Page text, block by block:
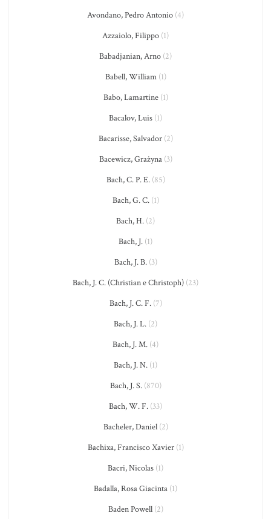
Avondano, Pedro Antonio (4)
Azzaiolo, Filippo (1)
Babadjanian, Arno (2)
Babell, William(1)
Babo, Lamartine(1)
Bacalov, Luis (1)
Bacarisse, Salvador(2)
Bacewicz, Grażyna(3)
Bach, C. P. E.(85)
Bach, G. C.(1)
Bach, H. (2)
Bach, J. (1)
Bach, J. B.(3)
Bach, J. C. (Christian e Christoph) (23)
Bach, J. C. F.(7)
Bach, J. L. (2)
Bach, J. M. (4)
Bach, J. N. (1)
Bach, J. S.(870)
Bach, W. F. (33)
Bacheler, Daniel(2)
Bachixa, Francisco Xavier(1)
Bacri, Nicolas (1)
Badalla, Rosa Giacinta (1)
Baden Powell(2)